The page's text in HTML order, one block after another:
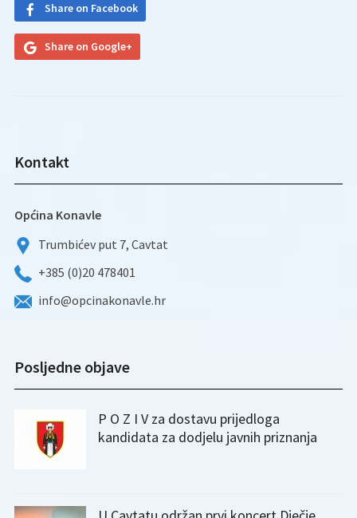
Share on Facebook
Share on Google+
Kontakt
Općina Konavle
Trumbićev put 7, Cavtat
+385 (0)20 478401
info@opcinakonavle.hr
Posljedne objave
P O Z I V za dostavu prijedloga
kandidata za dodjelu javnih priznanja